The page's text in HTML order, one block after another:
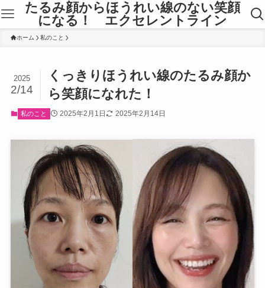
たるみ顔からほうれい線のない笑顔
になる！ エクセレントライン
ホーム 私のこと
くっきりほうれい線のたるみ顔か
ら笑顔になれた！
2025
2/14
私のこと 2025年2月1日 2025年2月14日